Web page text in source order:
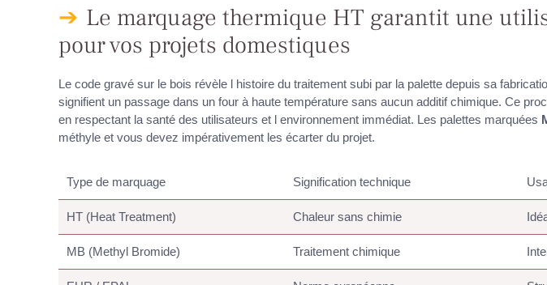
Le marquage thermique HT garantit une
pour vos projets domestiques
Le code gravé sur le bois révèle l histoire du traitement subi par la palette depuis sa
signifient un passage dans un four à haute température sans aucun additif chimique. Ce
en respectant la santé des utilisateurs et l environnement immédiat. Les palettes marquées
méthyle et vous devez impérativement les écarter du projet.
Type de marquage Signification technique
HT (Heat Treatment) Chaleur sans chimie
MB (Methyl Bromide) Traitement chimique